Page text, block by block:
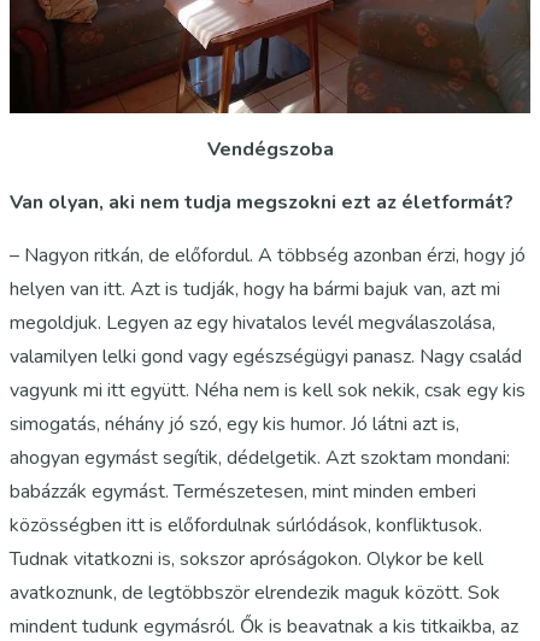
Vendégszoba
Van olyan, aki nem tudja megszokni ezt az életformát?
– Nagyon ritkán, de előfordul. A többség azonban érzi, hogy jó
helyen van itt. Azt is tudják, hogy ha bármi bajuk van, azt mi
megoldjuk. Legyen az egy hivatalos levél megválaszolása,
valamilyen lelki gond vagy egészségügyi panasz. Nagy család
vagyunk mi itt együtt. Néha nem is kell sok nekik, csak egy kis
simogatás, néhány jó szó, egy kis humor. Jó látni azt is,
ahogyan egymást segítik, dédelgetik. Azt szoktam mondani:
babázzák egymást. Természetesen, mint minden emberi
közösségben itt is előfordulnak súrlódások, konfliktusok.
Tudnak vitatkozni is, sokszor apróságokon. Olykor be kell
avatkoznunk, de legtöbbször elrendezik maguk között. Sok
mindent tudunk egymásról. Ők is beavatnak a kis titkaikba, az